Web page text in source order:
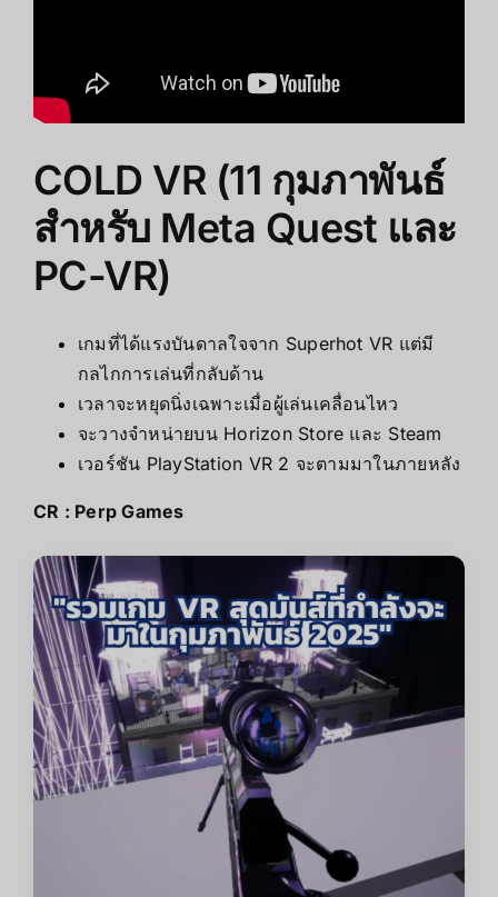
COLD VR (11 กุมภาพันธ์
สำหรับ Meta Quest และ
PC-VR)
เกมที่ได้แรงบันดาลใจจาก Superhot VR แต่มี
กลไกการเล่นที่กลับด้าน
เวลาจะหยุดนิ่งเฉพาะเมื่อผู้เล่นเคลื่อนไหว
จะวางจำหน่ายบน Horizon Store และ Steam
เวอร์ชัน PlayStation VR 2 จะตามมาในภายหลัง
CR : Perp Games